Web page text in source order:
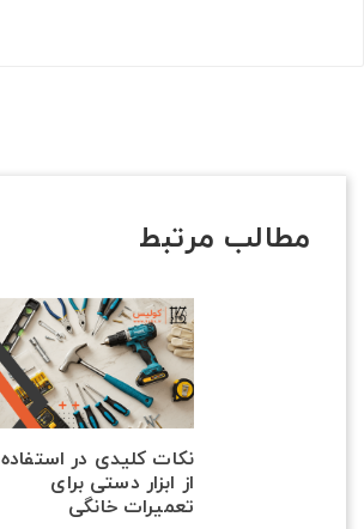
مطالب مرتبط
نکات کلیدی در استفاده
از ابزار دستی برای
تعمیرات خانگی